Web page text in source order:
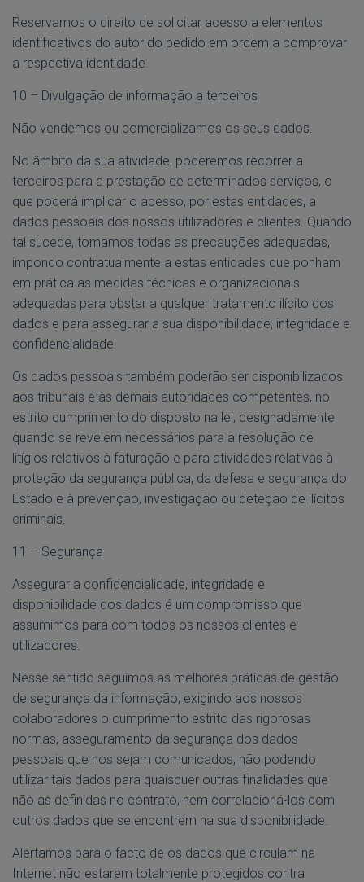
Reservamos o direito de solicitar acesso a elementos
identificativos do autor do pedido em ordem a comprovar
a respectiva identidade.
10 – Divulgação de informação a terceiros
Não vendemos ou comercializamos os seus dados.
No âmbito da sua atividade, poderemos recorrer a
terceiros para a prestação de determinados serviços, o
que poderá implicar o acesso, por estas entidades, a
dados pessoais dos nossos utilizadores e clientes. Quando
tal sucede, tomamos todas as precauções adequadas,
impondo contratualmente a estas entidades que ponham
em prática as medidas técnicas e organizacionais
adequadas para obstar a qualquer tratamento ilícito dos
dados e para assegurar a sua disponibilidade, integridade e
confidencialidade.
Os dados pessoais também poderão ser disponibilizados
aos tribunais e às demais autoridades competentes, no
estrito cumprimento do disposto na lei, designadamente
quando se revelem necessários para a resolução de
litígios relativos à faturação e para atividades relativas à
proteção da segurança pública, da defesa e segurança do
Estado e à prevenção, investigação ou deteção de ilícitos
criminais.
11 – Segurança
Assegurar a confidencialidade, integridade e
disponibilidade dos dados é um compromisso que
assumimos para com todos os nossos clientes e
utilizadores.
Nesse sentido seguimos as melhores práticas de gestão
de segurança da informação, exigindo aos nossos
colaboradores o cumprimento estrito das rigorosas
normas, asseguramento da segurança dos dados
pessoais que nos sejam comunicados, não podendo
utilizar tais dados para quaisquer outras finalidades que
não as definidas no contrato, nem correlacioná-los com
outros dados que se encontrem na sua disponibilidade.
Alertamos para o facto de os dados que circulam na
Internet não estarem totalmente protegidos contra